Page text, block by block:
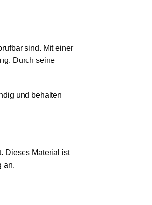
sind. Mit einer
Durch seine
und behalten
Dieses Material ist
an.